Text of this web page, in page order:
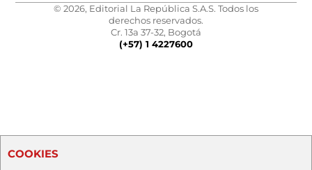
© 2026, Editorial La República S.A.S. Todos los
derechos reservados.
Cr. 13a 37-32, Bogotá
(+57) 1 4227600
COOKIES